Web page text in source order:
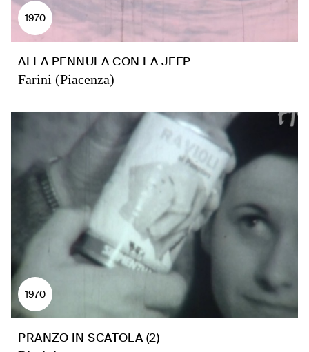
1970
ALLA PENNULA CON LA JEEP
Farini (Piacenza)
1970
PRANZO IN SCATOLA (2)